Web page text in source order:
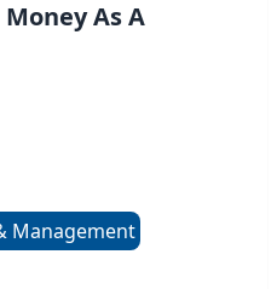
As A
Management